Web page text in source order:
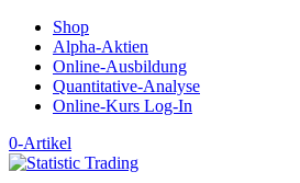
Shop
Alpha-Aktien
Online-Ausbildung
Quantitative-Analyse
Online-Kurs Log-In
0-Artikel